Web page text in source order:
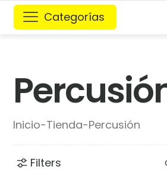
Inicio-Tienda-Percusión
Filters